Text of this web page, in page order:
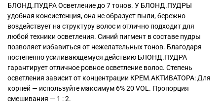
БЛОНД.ПУДРА Осветление до 7 тонов. У БЛОНД.ПУДРЫ
удобная консистенция, она не образует пыли, бережно
воздействует на структуру волос и отлично подходит для
любой техники осветления. Синий пигмент в составе пудры
позволяет избавиться от нежелательных тонов. Благодаря
постепенно усиливающемуся действию БЛОНД.ПУДРА
гарантирует отличное ровное осветление волос. Степень
осветления зависит от концентрации КРЕМ.АКТИВАТОРА: Для
корней — используйте максимум 6% 20 VOL. Пропорция
смешивания — 1 : 2.